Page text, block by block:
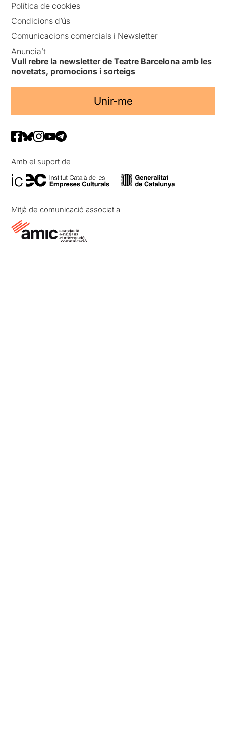
Política de cookies
Condicions d’ús
Comunicacions comercials i Newsletter
Anuncia’t
Vull rebre la newsletter de Teatre Barcelona amb les
novetats, promocions i sorteigs
Unir-me
Amb el suport de
Mitjà de comunicació associat a